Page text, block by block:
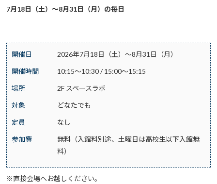
7月18日（土）～8月31日（月）の毎日
開催日 2026年7月18日（土）～8月31日（月）
開催時間 10:15～10:30 / 15:00～15:15
場所 2F スペースラボ
対象 どなたでも
定員 なし
参加費
無料（入館料別途、土曜日は高校生以下入館無
料）
※直接会場へお越しください。